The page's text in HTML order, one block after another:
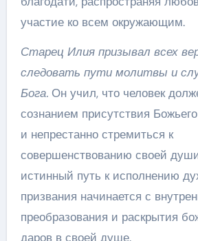
участие ко всем окружающим.
Старец Илия призывал всех
следовать пути молитвы и
Бога.Он учил, что человек
сознанием присутствия
и непрестанно стремиться к
совершенствованию своей
истинный путь к исполнению
призвания начинается с
преобразования и раскрытия
даров в своей душе.